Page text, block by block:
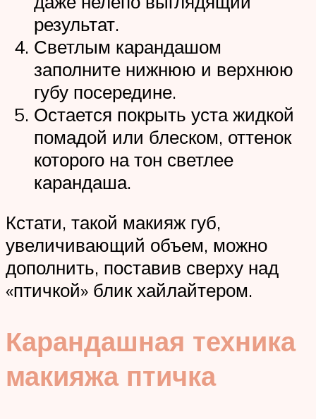
результат.
Светлым карандашом
заполните нижнюю и верхнюю
губу посередине.
Остается покрыть уста жидкой
помадой или блеском, оттенок
которого на тон светлее
карандаша.
Кстати, такой макияж губ,
увеличивающий объем, можно
дополнить, поставив сверху над
«птичкой» блик хайлайтером.
Карандашная техника
макияжа птичка